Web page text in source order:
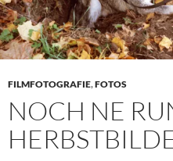
FILMFOTOGRAFIE,FOTOS
NOCH NE